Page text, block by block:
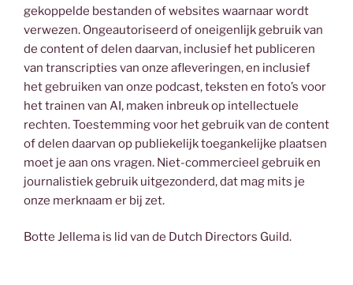
gekoppelde bestanden of websites waarnaar wordt
verwezen. Ongeautoriseerd of oneigenlijk gebruik van
de content of delen daarvan, inclusief het publiceren
van transcripties van onze afleveringen, en inclusief
het gebruiken van onze podcast, teksten en foto’s voor
het trainen van AI, maken inbreuk op intellectuele
rechten. Toestemming voor het gebruik van de content
of delen daarvan op publiekelijk toegankelijke plaatsen
moet je aan ons vragen. Niet-commercieel gebruik en
journalistiek gebruik uitgezonderd, dat mag mits je
onze merknaam er bij zet.
Botte Jellema is lid van de Dutch Directors Guild.